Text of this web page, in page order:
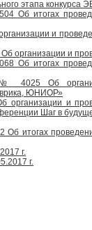
этапа конкурса
итогах
и
организации и
итогах
Об
ЮНИОР»
и
Шаг в
итогах
г.
г.